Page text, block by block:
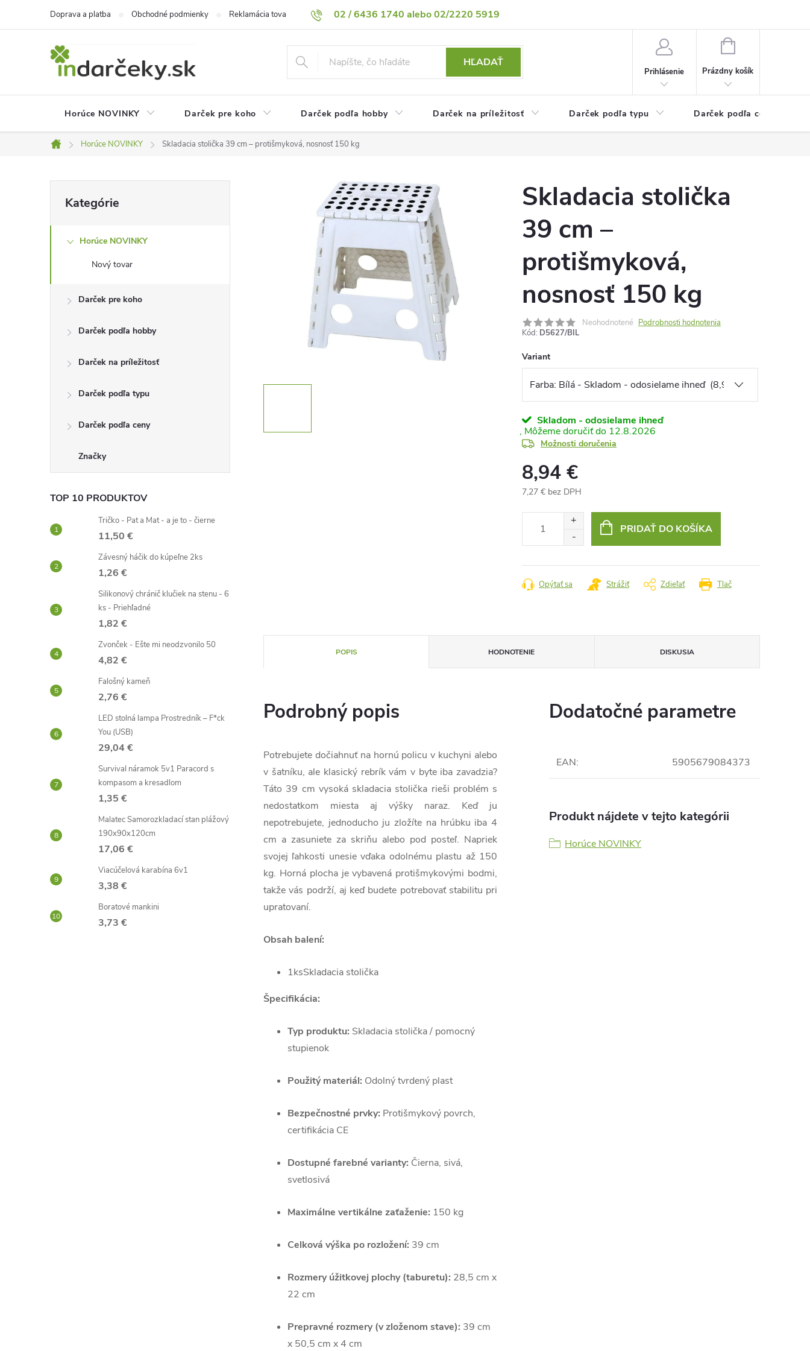
02 / 6436 1740 alebo 02/2220 5919
Doprava a platba Obchodné podmienky Reklamácia tovaru Vrátenie tovaru Podmienky ochrany osobných údajov
HĽADAŤ
Prihlásenie
NÁKUPNÝ
Prázdny košík
Horúce NOVINKY Darček pre koho Darček podľa hobby Darček na príležitosť Darček podľa typu Darček podľa ceny
Domov
Horúce NOVINKY Skladacia stolička 39 cm – protišmyková, nosnosť 150 kg
o
n
l
kategórie
Kategórie
Horúce NOVINKY
Nový tovar
Darček pre koho
Darček podľa hobby
Darček na príležitosť
Darček podľa typu
Darček podľa ceny
Značky
TOP 10 PRODUKTOV
Tričko - Pat a Mat - a je to - čierne
11,50 €
Závesný háčik do kúpeľne 2ks
1,26 €
Silikonový chránič klučiek na stenu - 6
ks - Priehľadné
1,82 €
Zvonček - Ešte mi neodzvonilo 50
4,82 €
Falošný kameň
2,76 €
LED stolná lampa Prostredník – F*ck
You (USB)
29,04 €
Survival náramok 5v1 Paracord s
kompasom a kresadlom
1,35 €
Malatec Samorozkladací stan plážový
190x90x120cm
17,06 €
Viacúčelová karabína 6v1
3,38 €
Boratové mankini
3,73 €
Skladacia stolička
39 cm –
protišmyková,
nosnosť 150 kg
Neohodnotené Podrobnosti hodnotenia
Kód: D5627/BIL
Variant
Skladom - odosielame ihneď
12.8.2026
Možnosti doručenia
8,94 €
7,27 € bez DPH
PRIDAŤ DO KOŠÍKA
Tlač
Opýtať sa Strážiť Zdieľať
POPIS HODNOTENIE DISKUSIA
Podrobný popis
Potrebujete dočiahnuť na hornú policu v kuchyni alebo
v šatníku, ale klasický rebrík vám v byte iba zavadzia?
Táto 39 cm vysoká skladacia stolička rieši problém s
nedostatkom miesta aj výšky naraz. Keď ju
nepotrebujete, jednoducho ju zložíte na hrúbku iba 4
cm a zasuniete za skriňu alebo pod posteľ. Napriek
svojej ľahkosti unesie vďaka odolnému plastu až 150
kg. Horná plocha je vybavená protišmykovými bodmi,
takže vás podrží, aj keď budete potrebovať stabilitu pri
upratovaní.
Obsah balení:
1ksSkladacia stolička
Špecifikácia:
Typ produktu: Skladacia stolička / pomocný
stupienok
Použitý materiál: Odolný tvrdený plast
Bezpečnostné prvky: Protišmykový povrch,
certifikácia CE
Dostupné farebné varianty: Čierna, sivá,
svetlosivá
Maximálne vertikálne zaťaženie: 150 kg
Celková výška po rozložení: 39 cm
Rozmery úžitkovej plochy (taburetu): 28,5 cm x
22 cm
Prepravné rozmery (v zloženom stave): 39 cm
x 50,5 cm x 4 cm
Dodatočné parametre
EAN: 5905679084373
Produkt nájdete v tejto kategórii
Horúce NOVINKY